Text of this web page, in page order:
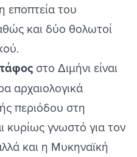
εποπτεία του
και δύο θολωτοί
στο Διμήνι είναι
αρχαιολογικά
περιόδου στη
κυρίως γνωστό για τον
και η Μυκηναϊκή